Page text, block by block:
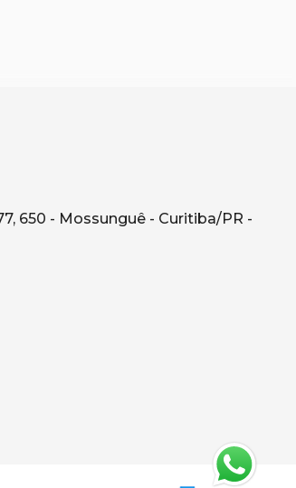
650 - Mossunguê - Curitiba/PR -